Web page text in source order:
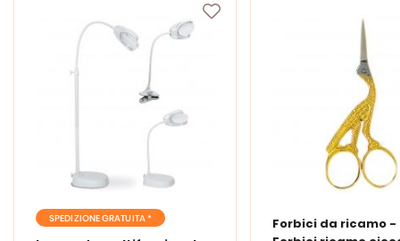
SPEDIZIONE GRATUITA *
Forbici da ricamo -